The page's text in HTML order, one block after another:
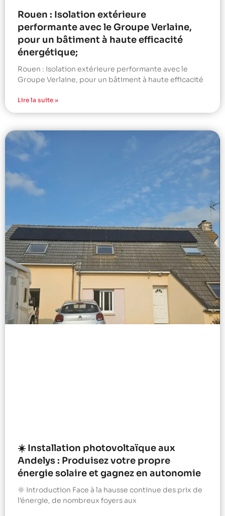
Rouen : Isolation extérieure
performante avec le Groupe Verlaine,
pour un bâtiment à haute efficacité
énergétique;
Rouen : Isolation extérieure performante avec le
Groupe Verlaine, pour un bâtiment à haute efficacité
Lire la suite »
☀️ Installation photovoltaïque aux
Andelys : Produisez votre propre
énergie solaire et gagnez en autonomie
🌞 Introduction Face à la hausse continue des prix de
l’énergie, de nombreux foyers aux